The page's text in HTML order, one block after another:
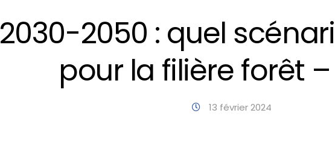
2030-2050 : quel
pour la filière forêt
13 février 2024